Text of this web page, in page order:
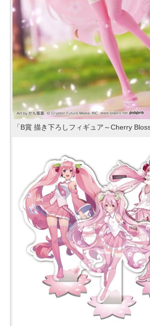
「B賞 描き下ろしフィギュア～Cherry